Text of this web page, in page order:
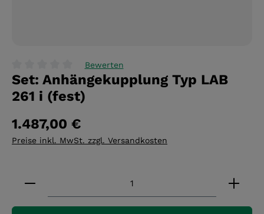
Durchschnittliche Bewertung von 0 von 5 Sternen
Bewerten
Set: Anhängekupplung Typ LAB
261 i (fest)
1.487,00 €
Preise inkl. MwSt. zzgl. Versandkosten
Produkt Anzahl: Gib den gewünschten Wert